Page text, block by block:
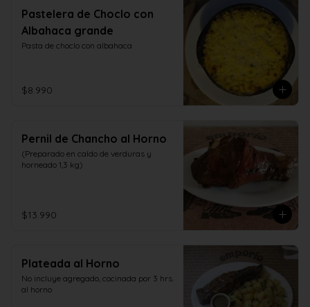
Pastelera de Choclo con
Albahaca grande
Pasta de choclo con albahaca
$8.990
Pernil de Chancho al Horno
(Preparado en caldo de verduras y
horneado 1,3 kg)
$13.990
Plateada al Horno
No incluye agregado, cocinada por 3 hrs.
al horno